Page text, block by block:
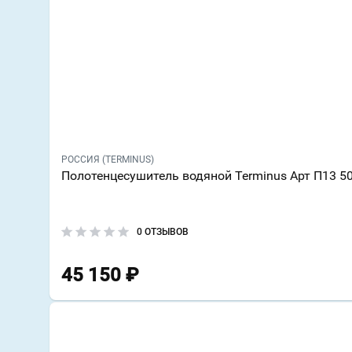
РОССИЯ (TERMINUS)
Полотенцесушитель водяной Terminus Арт П13
0 ОТЗЫВОВ
45 150 ₽